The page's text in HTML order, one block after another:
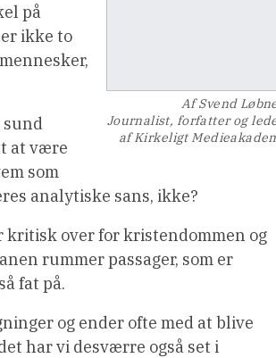
Af Svend
Journalist, forfatter og
af Kirkeligt
på
ikke to
sund
at være
som
analytiske sans, ikke?
kritisk over for kristendommen og
rummer passager, som er
fat på.
og ender ofte med at blive
har vi desværre også set i